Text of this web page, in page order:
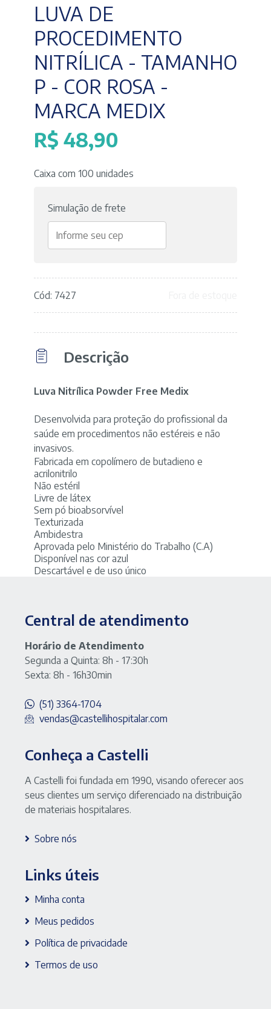
LUVA DE
PROCEDIMENTO
NITRÍLICA - TAMANHO
P - COR ROSA -
MARCA MEDIX
R$ 48,90
Caixa com 100 unidades
Simulação de frete
Cód: 7427
Descrição
Luva Nitrílica Powder Free Medix
Desenvolvida para proteção do profissional da
saúde em procedimentos não estéreis e não
invasivos.
Fabricada em copolímero de butadieno e
acrilonitrilo
Não estéril
Livre de látex
Sem pó bioabsorvível
Texturizada
Ambidestra
Aprovada pelo Ministério do Trabalho (C.A)
Disponível nas cor azul
Descartável e de uso único
Central de atendimento
Horário de Atendimento
Segunda a Quinta: 8h - 17:30h
Sexta: 8h - 16h30min
(51) 3364-1704
vendas@castellihospitalar.com
Conheça a Castelli
A Castelli foi fundada em 1990, visando oferecer aos
seus clientes um serviço diferenciado na distribuição
de materiais hospitalares.
Sobre nós
Links úteis
Minha conta
Meus pedidos
Política de privacidade
Termos de uso